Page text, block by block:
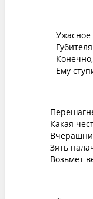
Ужасное
Ему
Какая
Зять
Возьмет